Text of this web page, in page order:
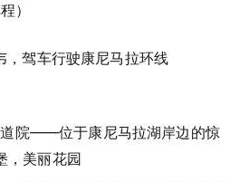
）
，驾车行驶康尼马拉环线
院——位于康尼马拉湖岸边的惊
，美丽花园